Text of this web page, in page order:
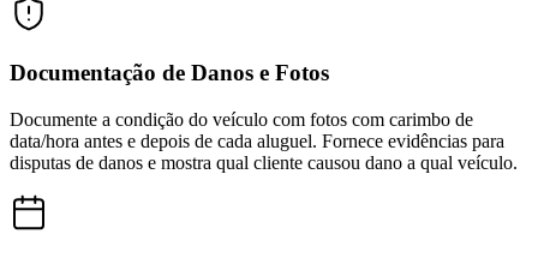
Documentação de Danos e Fotos
Documente a condição do veículo com fotos com carimbo de
data/hora antes e depois de cada aluguel. Fornece evidências para
disputas de danos e mostra qual cliente causou dano a qual veículo.